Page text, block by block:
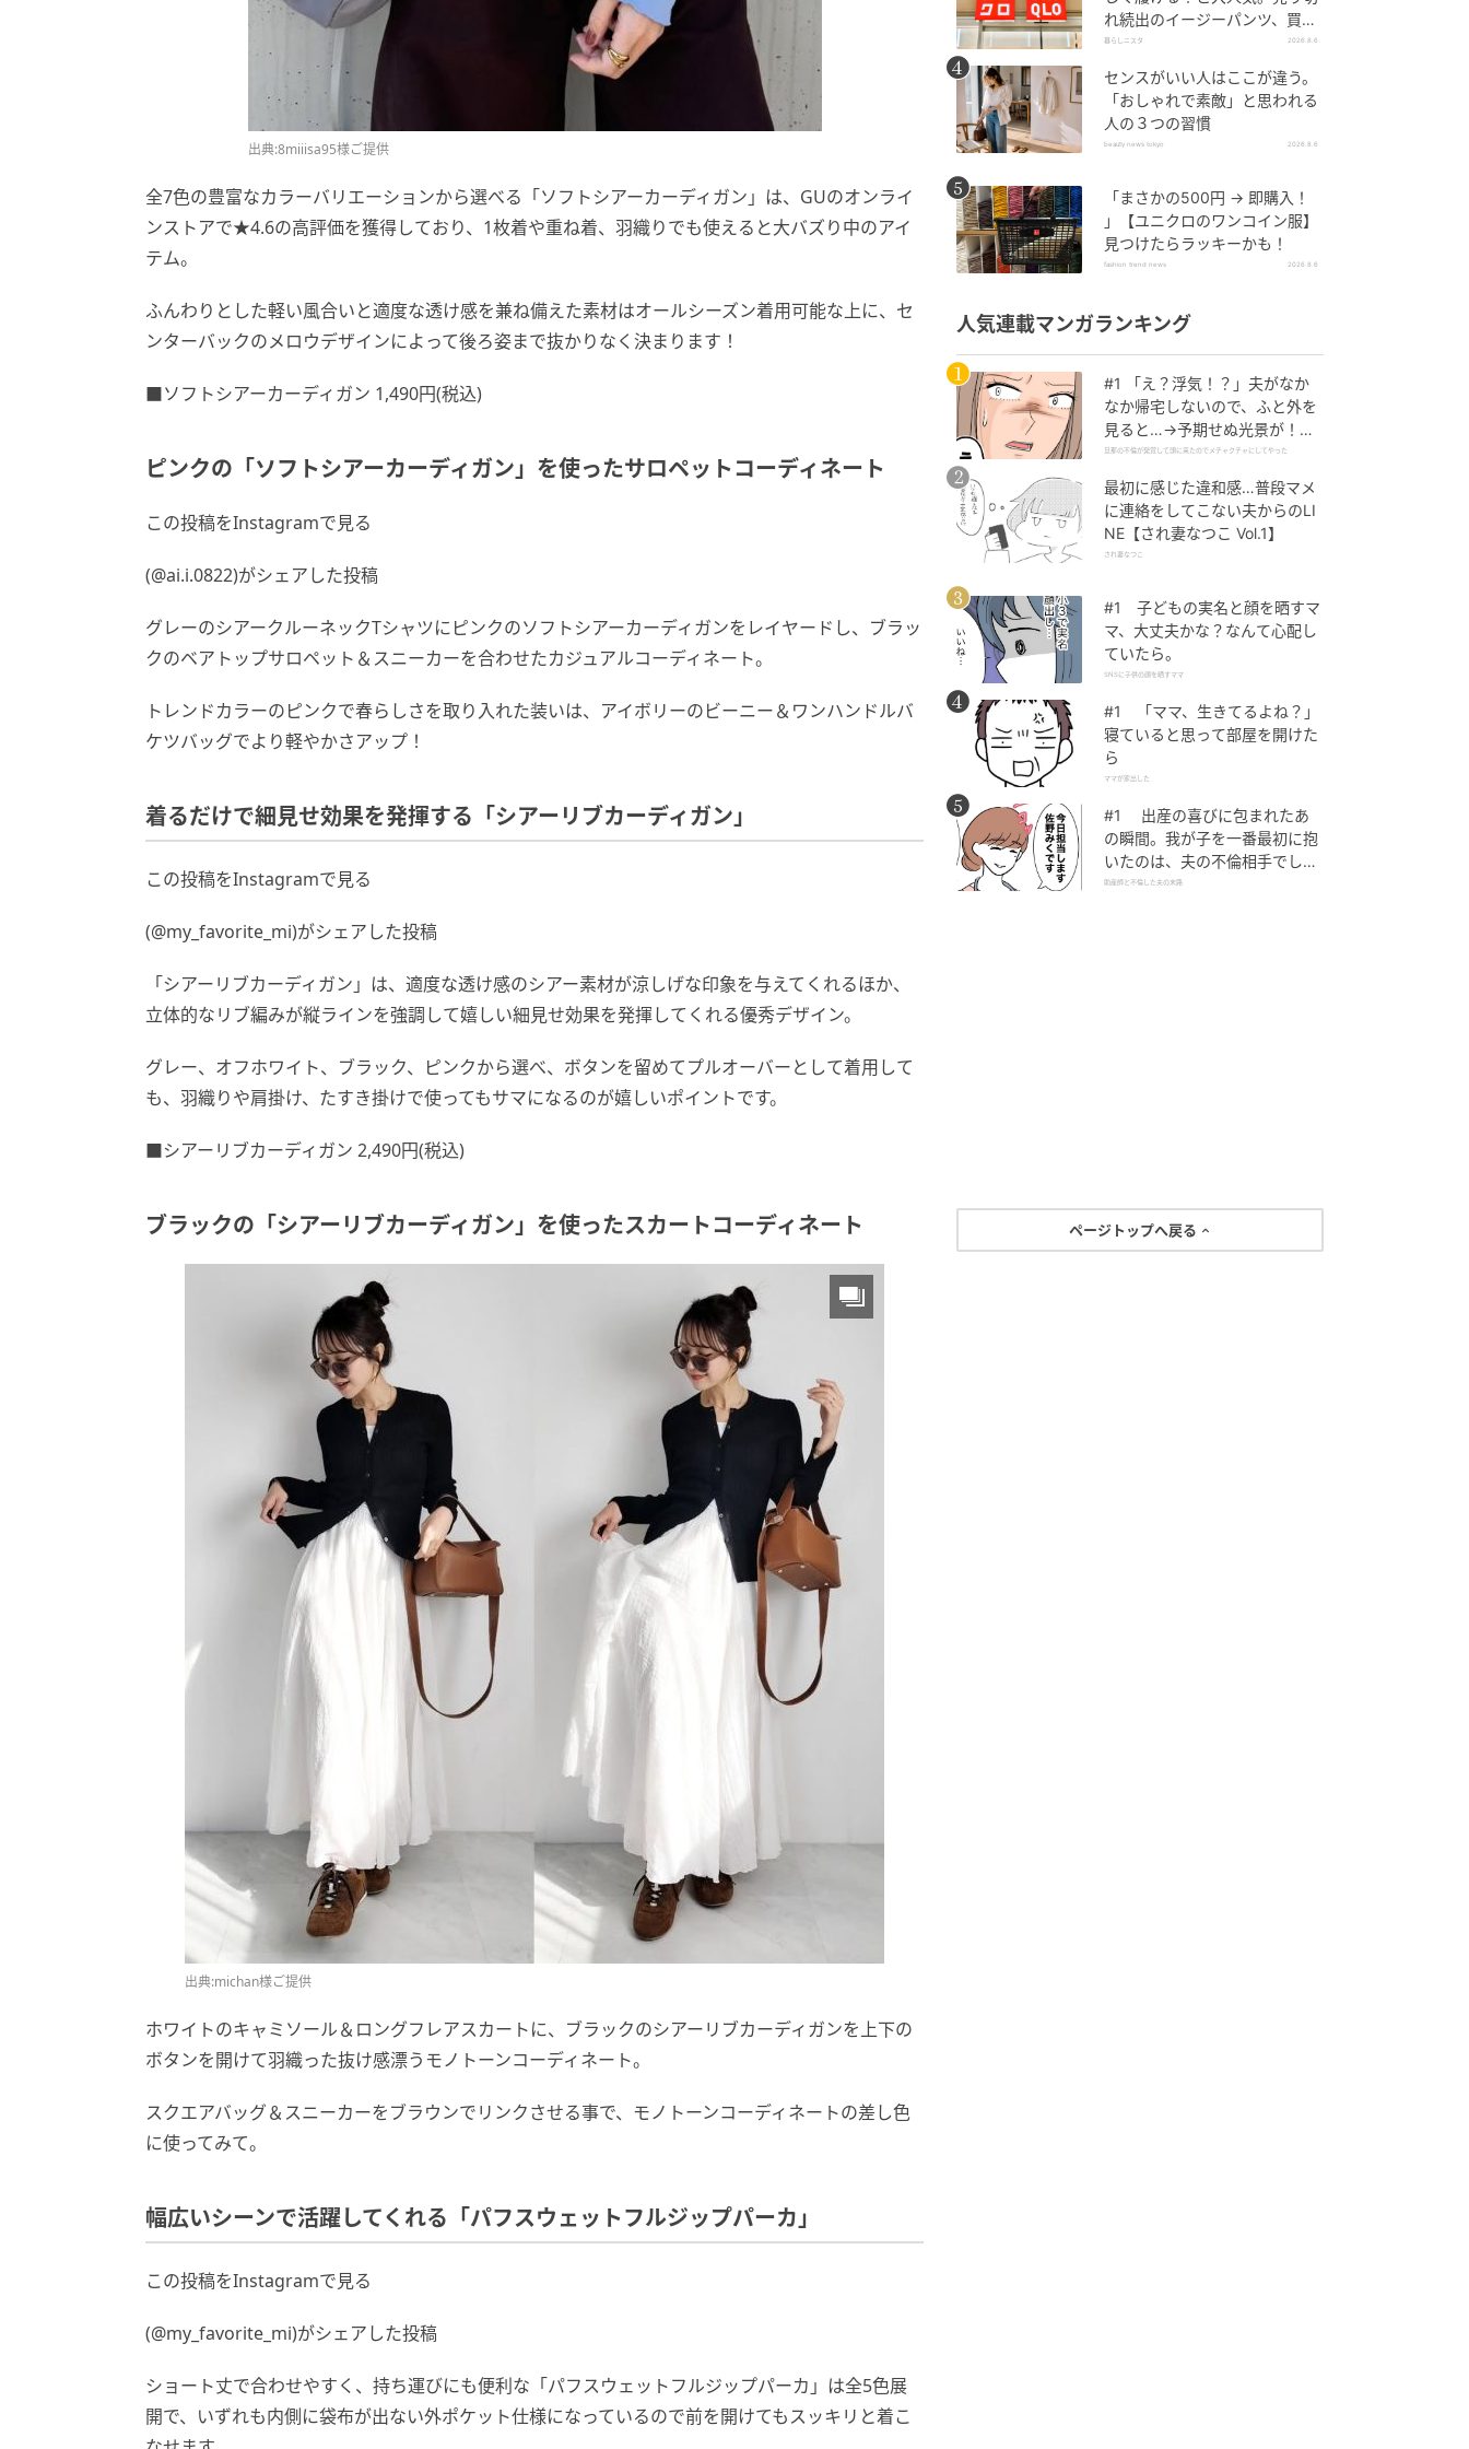
出典:8miiisa95様ご提供
全7色の豊富なカラーバリエーションから選べる「ソフトシアーカーディガン」は、GUのオンライ
ンストアで★4.6の高評価を獲得しており、1枚着や重ね着、羽織りでも使えると大バズり中のアイ
テム。
ふんわりとした軽い風合いと適度な透け感を兼ね備えた素材はオールシーズン着用可能な上に、セ
ンターバックのメロウデザインによって後ろ姿まで抜かりなく決まります！
■ソフトシアーカーディガン 1,490円(税込)
ピンクの「ソフトシアーカーディガン」を使ったサロペットコーディネート
この投稿をInstagramで見る
(@ai.i.0822)がシェアした投稿
グレーのシアークルーネックTシャツにピンクのソフトシアーカーディガンをレイヤードし、ブラッ
クのベアトップサロペット＆スニーカーを合わせたカジュアルコーディネート。
トレンドカラーのピンクで春らしさを取り入れた装いは、アイボリーのビーニー＆ワンハンドルバ
ケツバッグでより軽やかさアップ！
着るだけで細見せ効果を発揮する「シアーリブカーディガン」
この投稿をInstagramで見る
(@my_favorite_mi)がシェアした投稿
「シアーリブカーディガン」は、適度な透け感のシアー素材が涼しげな印象を与えてくれるほか、
立体的なリブ編みが縦ラインを強調して嬉しい細見せ効果を発揮してくれる優秀デザイン。
グレー、オフホワイト、ブラック、ピンクから選べ、ボタンを留めてプルオーバーとして着用して
も、羽織りや肩掛け、たすき掛けで使ってもサマになるのが嬉しいポイントです。
■シアーリブカーディガン 2,490円(税込)
ブラックの「シアーリブカーディガン」を使ったスカートコーディネート
出典:michan様ご提供
ホワイトのキャミソール＆ロングフレアスカートに、ブラックのシアーリブカーディガンを上下の
ボタンを開けて羽織った抜け感漂うモノトーンコーディネート。
スクエアバッグ＆スニーカーをブラウンでリンクさせる事で、モノトーンコーディネートの差し色
に使ってみて。
幅広いシーンで活躍してくれる「パフスウェットフルジップパーカ」
この投稿をInstagramで見る
(@my_favorite_mi)がシェアした投稿
ショート丈で合わせやすく、持ち運びにも便利な「パフスウェットフルジップパーカ」は全5色展
開で、いずれも内側に袋布が出ない外ポケット仕様になっているので前を開けてもスッキリと着こ
れ続出のイージーパンツ、買っ
てみた！
暮らしニスタ 2026.8.6
センスがいい人はここが違う。
「おしゃれで素敵」と思われる
人の３つの習慣
beauty news tokyo 2026.8.6
「まさかの500円 → 即購入！
」【ユニクロのワンコイン服】
見つけたらラッキーかも！
fashion trend news 2026.8.6
人気連載マンガランキング
#1 「え？浮気！？」夫がなか
なか帰宅しないので、ふと外を
見ると…→予期せぬ光景が！｜
旦那の不倫が発覚して頭に来た
旦那の不倫が発覚して頭に来たのでメチャクチャにしてやった
最初に感じた違和感…普段マメ
に連絡をしてこない夫からのLI
NE【され妻なつこ Vol.1】
され妻なつこ
#1 子どもの実名と顔を晒すマ
マ、大丈夫かな？なんて心配し
ていたら。
SNSに子供の顔を晒すママ
#1 「ママ、生きてるよね？」
寝ていると思って部屋を開けた
ら
ママが家出した
#1 出産の喜びに包まれたあ
の瞬間。我が子を一番最初に抱
いたのは、夫の不倫相手でし
た。
助産師と不倫した夫の末路
ページトップへ戻る